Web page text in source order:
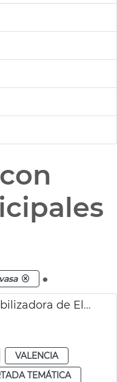
.
Mejora energética potabilizadora de El Realón
VALENCIA
TEMÁTICA